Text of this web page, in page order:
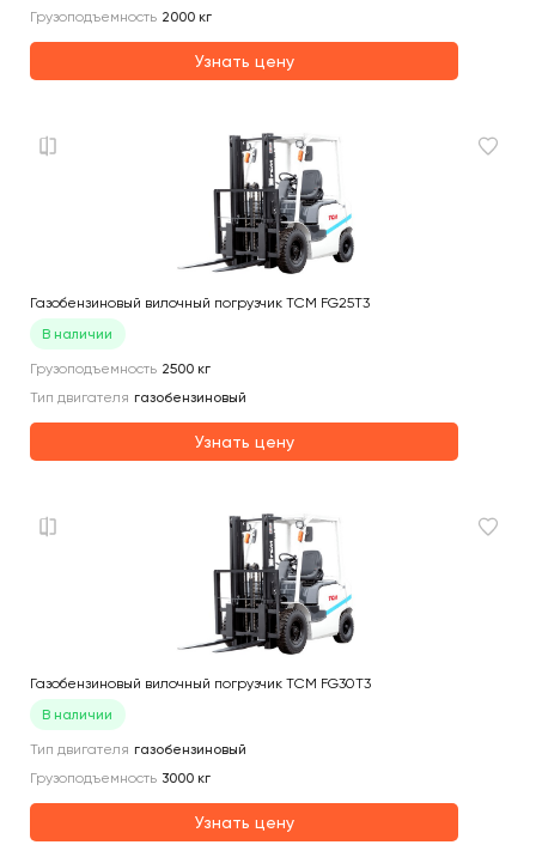
Грузоподъемность 2000 кг
Узнать цену
Газобензиновый вилочный погрузчик TCM FG25T3
В наличии
Грузоподъемность 2500 кг
Тип двигателя газобензиновый
Узнать цену
Газобензиновый вилочный погрузчик TCM FG30T3
В наличии
Тип двигателя газобензиновый
Грузоподъемность 3000 кг
Узнать цену